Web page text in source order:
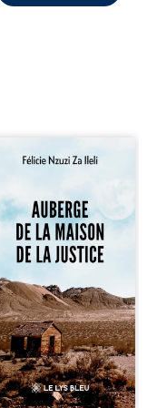
Auberge de la
récit-témoignage
consacré au
parcours
exemplaire de
Mbala Zi Nkuaku
Lema Félix.
Magistrat intègre,
fervent défenseur
des droits
humains et de
l’indépendance
judiciaire, il voit sa
carrière de trente-
quatre ans